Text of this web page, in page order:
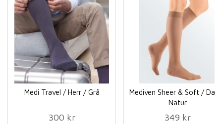
Medi Travel / Herr / Grå
300 kr
Mediven Sheer & Soft /
Natur
349 kr